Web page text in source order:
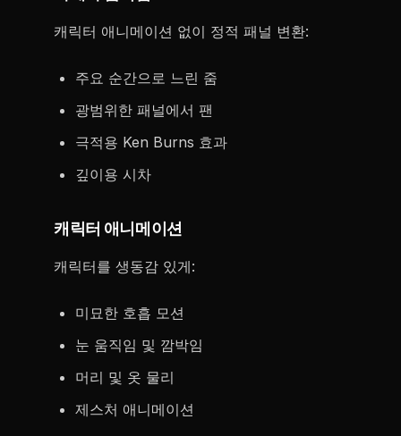
캐릭터 애니메이션 없이 정적 패널 변환:
주요 순간으로 느린 줌
광범위한 패널에서 팬
극적용 Ken Burns 효과
깊이용 시차
캐릭터 애니메이션
캐릭터를 생동감 있게:
미묘한 호흡 모션
눈 움직임 및 깜박임
머리 및 옷 물리
제스처 애니메이션